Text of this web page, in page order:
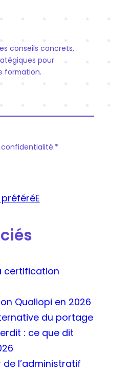
conseils concrets,
pour
formation.
*
certification
Qualiopi en 2026
du portage
: ce que dit
l’administratif